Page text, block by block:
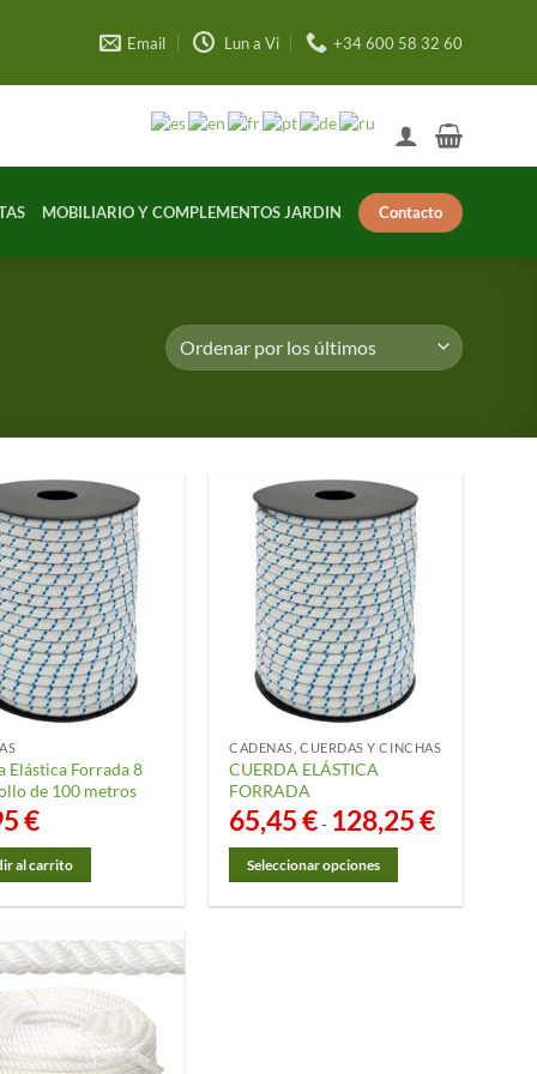
Email Lun a Vi +34 600 58 32 60
MOBILIARIO Y COMPLEMENTOS JARDIN Contacto
Elástica Forrada 8
de 100 metros
€
al carrito
CADENAS, CUERDAS Y CINCHAS
CUERDA ELÁSTICA
FORRADA
65,45€- 128,25€Rango
de
128,25 €
Seleccionar opciones